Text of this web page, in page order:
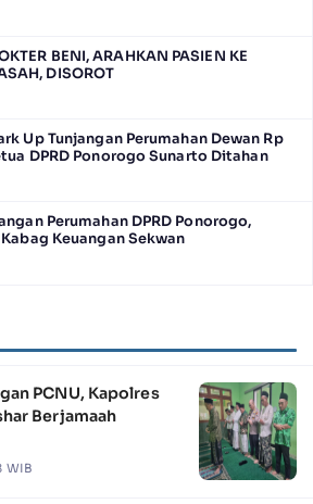
BENI, ARAHKAN PASIEN KE
DISOROT
Up Tunjangan Perumahan Dewan Rp
DPRD Ponorogo Sunarto Ditahan
Perumahan DPRD Ponorogo,
Keuangan Sekwan
PCNU, Kapolres
Berjamaah
WIB